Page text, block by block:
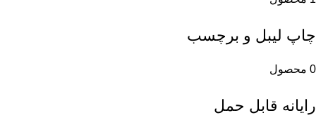
چاپ لیبل و برچسب
0 محصول
رایانه قابل حمل